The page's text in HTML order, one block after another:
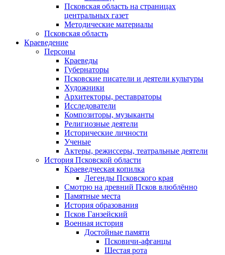
Псковская область на страницах
центральных газет
Методические материалы
Псковская область
Краеведение
Персоны
Краеведы
Губернаторы
Псковские писатели и деятели культуры
Художники
Архитекторы, реставраторы
Исследователи
Композиторы, музыканты
Религиозные деятели
Исторические личности
Ученые
Актеры, режиссеры, театральные деятели
История Псковской области
Краеведческая копилка
Легенды Псковского края
Смотрю на древний Псков влюблённо
Памятные места
История образования
Псков Ганзейский
Военная история
Достойные памяти
Псковичи-афганцы
Шестая рота